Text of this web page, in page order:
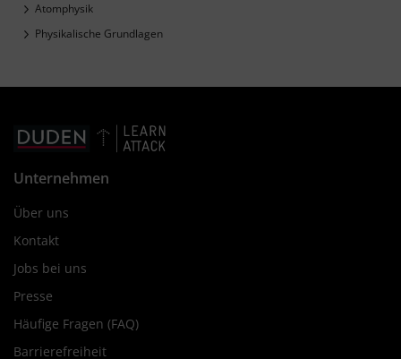
Atomphysik
Physikalische Grundlagen
Unternehmen
Über uns
Kontakt
Jobs bei uns
Presse
Häufige Fragen (FAQ)
Barrierefreiheit